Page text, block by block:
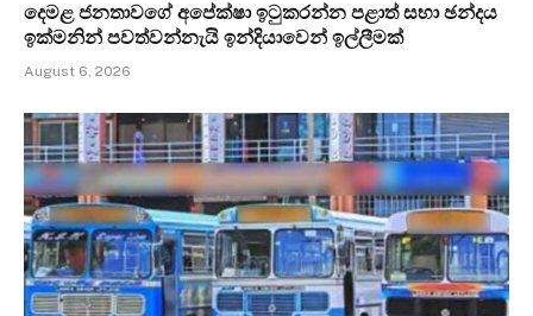
දෙමළ ජනතාවගේ අපේක්ෂා ඉටුකරන්න පළාත් සභා ඡන්දය
ඉක්මනින් පවත්වන්නැයි ඉන්දියාවෙන් ඉල්ලීමක්
August 6, 2026